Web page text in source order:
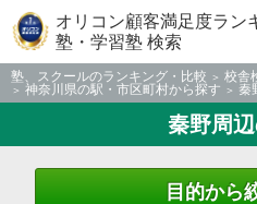
オリコン顧客満足度ラン
塾・学習塾 検索
塾、スクールのランキング・比較
校舎
神奈川県の駅・市区町村から探す
秦
秦野周
目的から